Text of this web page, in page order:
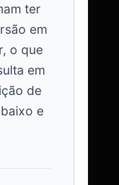
ter
em
o que
em
de
e